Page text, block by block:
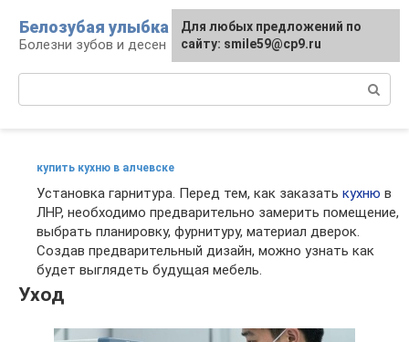
контенту
Белозубая улыбка
Болезни зубов и десен
купить кухню в алчевске
Установка гарнитура. Перед тем, как заказать кухню в
ЛНР, необходимо предварительно замерить помещение,
выбрать планировку, фурнитуру, материал дверок.
Создав предварительный дизайн, можно узнать как
будет выглядеть будущая мебель.
Уход
Для любых предложений по
сайту: smile59@cp9.ru